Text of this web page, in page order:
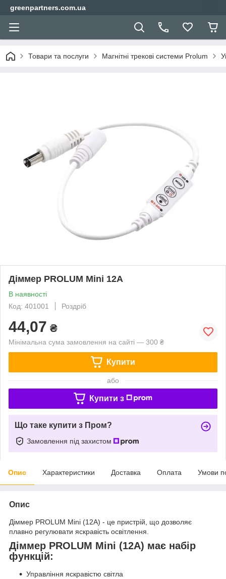
greenpartners.com.ua
Товари та послуги Магнітні трекові системи Prolum
Діммер PROLUM Mini 12A
В наявності
Код: 401001
Роздріб
44,07 ₴
Мінімальна сума замовлення на сайті — 300 ₴
Купити
або
Купити з
Що таке купити з Пром?
Замовлення під захистом
Опис Характеристики Доставка Оплата Умови
Опис
Діммер PROLUM Mini (12A) - це пристрій, що дозволяє
плавно регулювати яскравість освітлення.
Діммер PROLUM Mini (12A) має набір
функцій:
Управління яскравістю світла